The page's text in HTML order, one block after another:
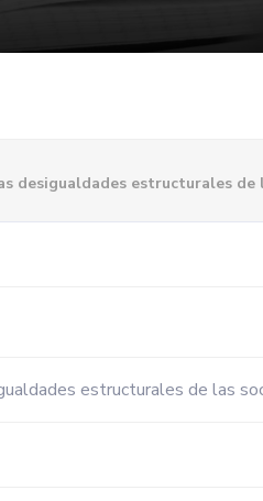
desigualdades estructurales de
estructurales de las